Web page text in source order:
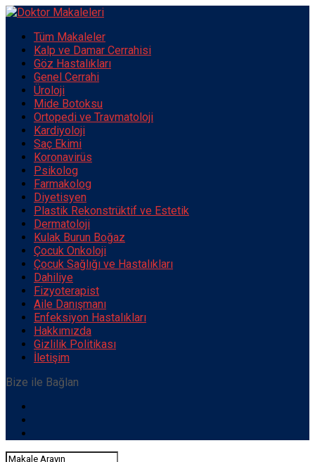
Tüm Makaleler
Kalp ve Damar Cerrahisi
Göz Hastalıkları
Genel Cerrahi
Üroloji
Mide Botoksu
Ortopedi ve Travmatoloji
Kardiyoloji
Saç Ekimi
Koronavirüs
Psikolog
Farmakolog
Diyetisyen
Plastik Rekonstrüktif ve Estetik
Dermatoloji
Kulak Burun Boğaz
Çocuk Onkoloji
Çocuk Sağlığı ve Hastalıkları
Dahiliye
Fizyoterapist
Aile Danışmanı
Enfeksiyon Hastalıkları
Hakkımızda
Gizlilik Politikası
İletişim
Bize ile Bağlan